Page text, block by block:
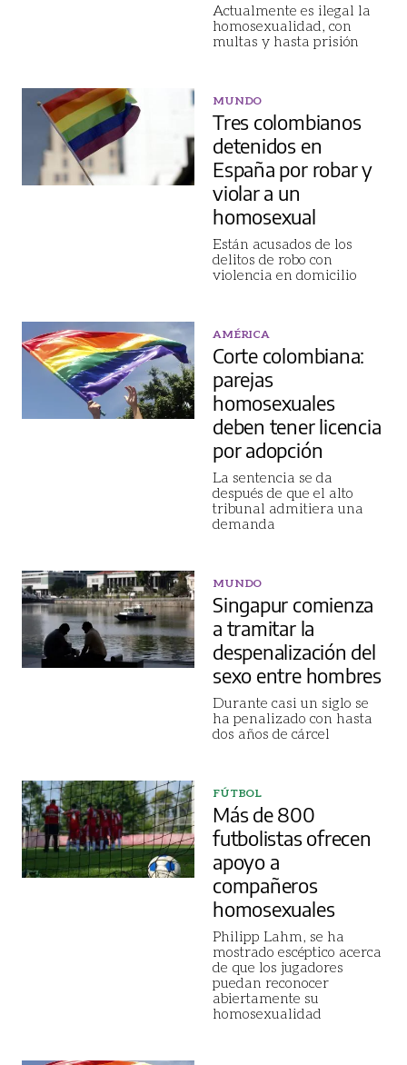
Actualmente es ilegal la
homosexualidad, con
multas y hasta prisión
MUNDO
Tres colombianos
detenidos en
España por robar y
violar a un
homosexual
Están acusados de los
delitos de robo con
violencia en domicilio
AMÉRICA
Corte colombiana:
parejas
homosexuales
deben tener licencia
por adopción
La sentencia se da
después de que el alto
tribunal admitiera una
demanda
MUNDO
Singapur comienza
a tramitar la
despenalización del
sexo entre hombres
Durante casi un siglo se
ha penalizado con hasta
dos años de cárcel
FÚTBOL
Más de 800
futbolistas ofrecen
apoyo a
compañeros
homosexuales
Philipp Lahm, se ha
mostrado escéptico acerca
de que los jugadores
puedan reconocer
abiertamente su
homosexualidad